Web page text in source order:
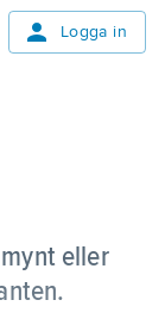
Logga in
eller